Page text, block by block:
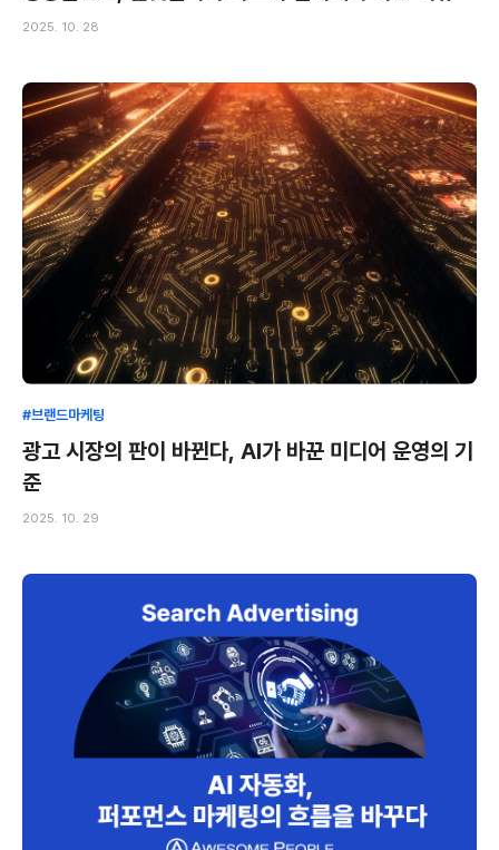
2025. 10. 28
#브랜드마케팅
광고 시장의 판이 바뀐다, AI가 바꾼 미디어 운영의 기
준
2025. 10. 29